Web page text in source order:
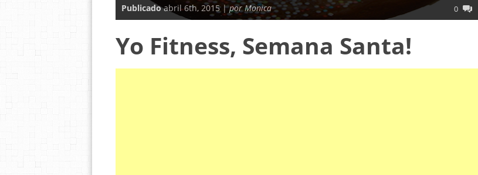
Publicadoabril 6th, 2015 |por Monica 0
Yo Fitness, Semana Santa!